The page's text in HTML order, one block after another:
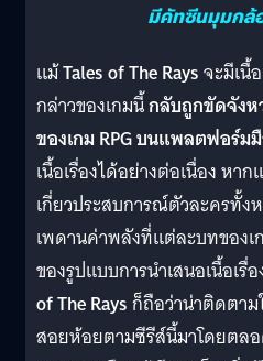
มีคัทซีนมุมกล้อ
แม้Tales of The Raysจะมีเนื้
กล่าวของเกมนี้กลับถูกขัดจังห
ของเกม RPG บนแพลตฟอร์ม
เนื้อเรื่องได้อย่างต่อเนื่อง ห
เกี่ยวประสบการณ์ตัวละครทั้ง
เพดานค่าพลังที่แต่ละบทของ
ของรูปแบบการนำเสนอเนื้อเรื่
of The Raysก็ถือว่าน่าติดตา
สอยห้อยตามซีรีส์นี้มาโดยตล